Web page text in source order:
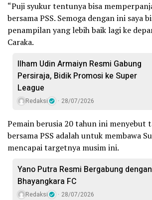
“Puji syukur tentunya bisa
bersama PSS. Semoga dengan ini saya
penampilan yang lebih baik lagi ke
Caraka.
Ilham Udin Armaiyn Resmi Gabung
Persiraja, Bidik Promosi ke Super
League
Redaksi 28/07/2026
Pemain berusia 20 tahun ini menyebut
bersama PSS adalah untuk membawa
mencapai targetnya musim ini.
Yano Putra Resmi Bergabung dengan
Bhayangkara FC
Redaksi 28/07/2026